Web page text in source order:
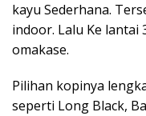
kayu Sederhana.
indoor. Lalu Ke lantai
omakase.
Pilihan kopinya
seperti Long Black,